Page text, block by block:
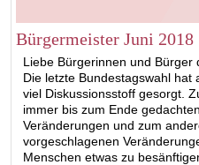
Bürgermeister Juni 2018
Liebe Bürgerinnen und
Die letzte Bundestagswahl
viel Diskussionsstoff gesorgt.
immer bis zum Ende
Veränderungen und zum
vorgeschlagenen
Menschen etwas zu